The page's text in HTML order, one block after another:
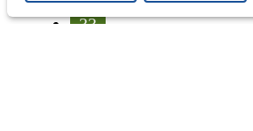
33